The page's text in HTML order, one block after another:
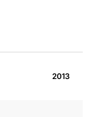
2013